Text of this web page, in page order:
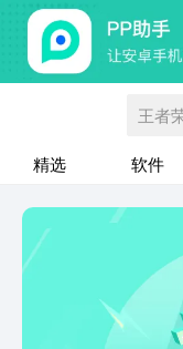
王者
精选 软件